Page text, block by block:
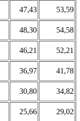
47,43
53,59
48,30
54,58
46,21
52,21
36,97
41,78
30,80
34,82
25,66 29,02